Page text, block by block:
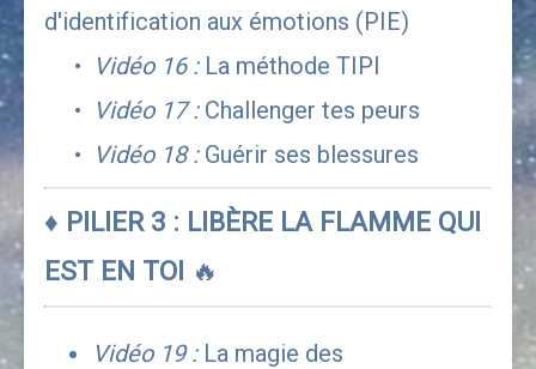
d'identification aux émotions (PIE)
•
Vidéo 16 : La méthode TIPI
•
Vidéo 17 : Challenger tes peurs
•
Vidéo 18 : Guérir ses blessures
♦ PILIER 3 : LIBÈRE LA FLAMME QUI
EST EN TOI 🔥
Vidéo 19 : La magie des